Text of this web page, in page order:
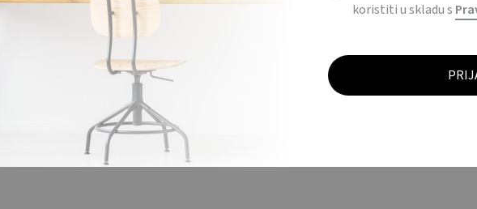
DODATNE INFORMACIJE
Privjesak za ključeve izrađen od umjetne kože, s kvadratnom metalnom pločom. / PU
koristiti u skladu s